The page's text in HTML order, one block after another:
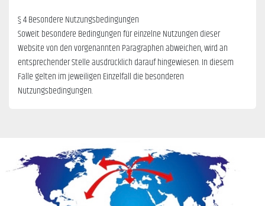
§ 4 Besondere Nutzungsbedingungen
Soweit besondere Bedingungen für einzelne Nutzungen dieser
Website von den vorgenannten Paragraphen abweichen, wird an
entsprechender Stelle ausdrücklich darauf hingewiesen. In diesem
Falle gelten im jeweiligen Einzelfall die besonderen
Nutzungsbedingungen.